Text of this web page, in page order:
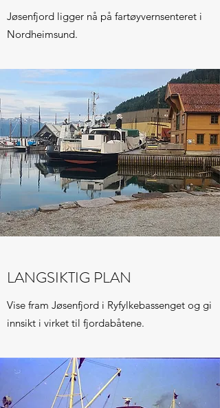
Jøsenfjord ligger nå på fartøyvernsenteret i
Nordheimsund.
LANGSIKTIG PLAN
Vise fram Jøsenfjord i Ryfylkebassenget og gi
innsikt i virket til fjordabåtene.